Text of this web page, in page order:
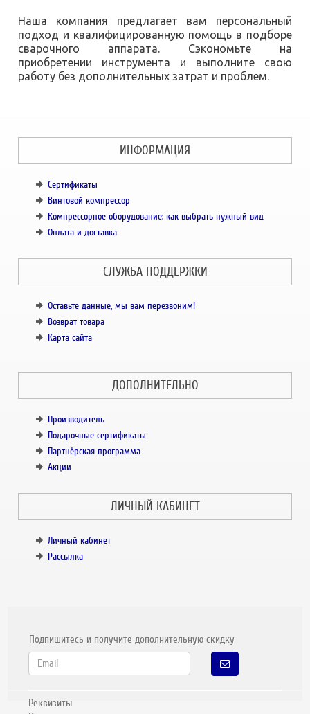
Наша компания предлагает вам персональный
подход и квалифицированную помощь в подборе
сварочного аппарата. Сэкономьте на
приобретении инструмента и выполните свою
работу без дополнительных затрат и проблем.
ИНФОРМАЦИЯ
Сертификаты
Винтовой компрессор
Компрессорное оборудование: как выбрать нужный вид
Оплата и доставка
СЛУЖБА ПОДДЕРЖКИ
Оставьте данные, мы вам перезвоним!
Возврат товара
Карта сайта
ДОПОЛНИТЕЛЬНО
Производитель
Подарочные сертификаты
Партнёрская программа
Акции
ЛИЧНЫЙ КАБИНЕТ
Личный кабинет
Рассылка
Подпишитесь и получите дополнительную скидку
Реквизиты